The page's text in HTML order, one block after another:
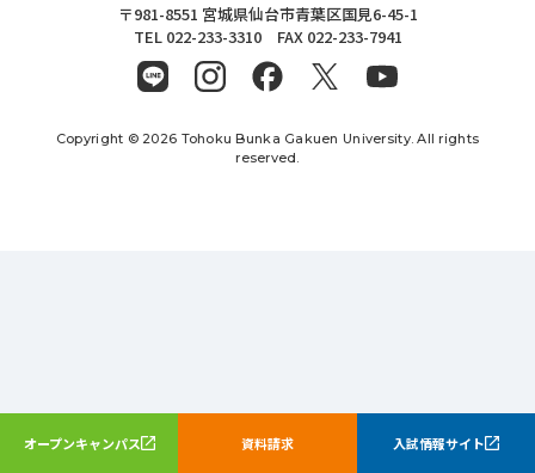
オープンキャンパス 資料請求 入試情報サイト
東北文化学園大学
〒981-8551 宮城県仙台市青葉区国見6-45-1
TEL 022-233-3310 FAX 022-233-7941
Copyright © 2026 Tohoku Bunka Gakuen University. All rights
reserved.